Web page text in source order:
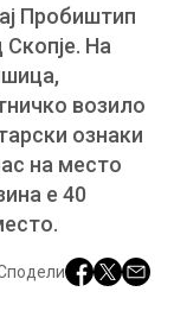
Пробиштип
На
возило
ознаки
на место
е 40